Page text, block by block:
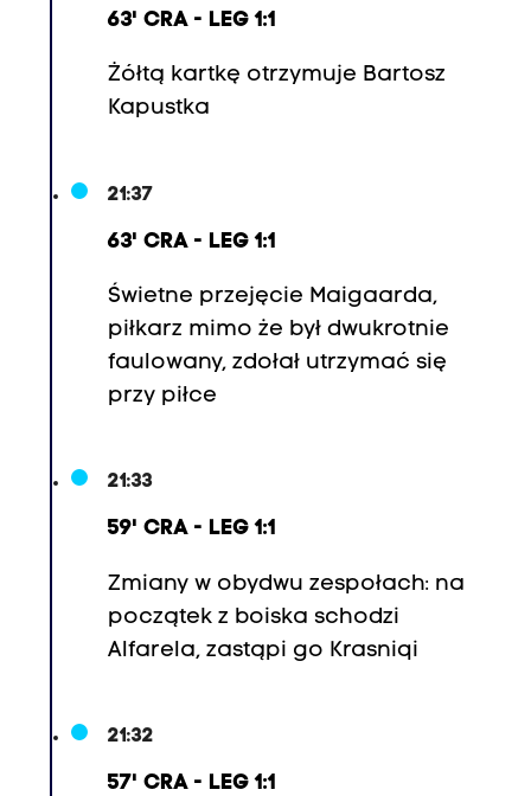
63' CRA - LEG 1:1
Żółtą kartkę otrzymuje Bartosz
Kapustka
21:37
63' CRA - LEG 1:1
Świetne przejęcie Maigaarda,
piłkarz mimo że był dwukrotnie
faulowany, zdołał utrzymać się
przy piłce
21:33
59' CRA - LEG 1:1
Zmiany w obydwu zespołach: na
początek z boiska schodzi
Alfarela, zastąpi go Krasniqi
21:32
57' CRA - LEG 1:1